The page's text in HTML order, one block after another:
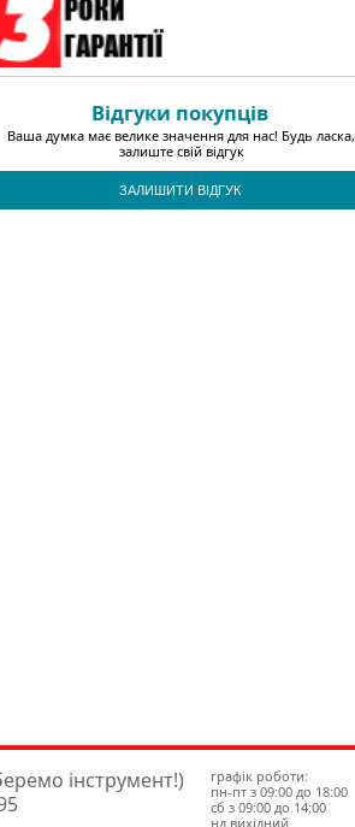
Відгуки покупців
Ваша думка має велике значення для нас! Будь ласка,
залиште свій відгук
ЗАЛИШИТИ ВІДГУК
інструмент!)
графік роботи:
пн-пт з 09:00 до 18:00
сб з 09:00 до 14:00
нд вихідний